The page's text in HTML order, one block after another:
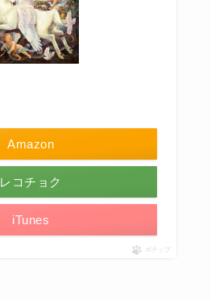
Amazon
レコチョク
iTunes
ポチップ